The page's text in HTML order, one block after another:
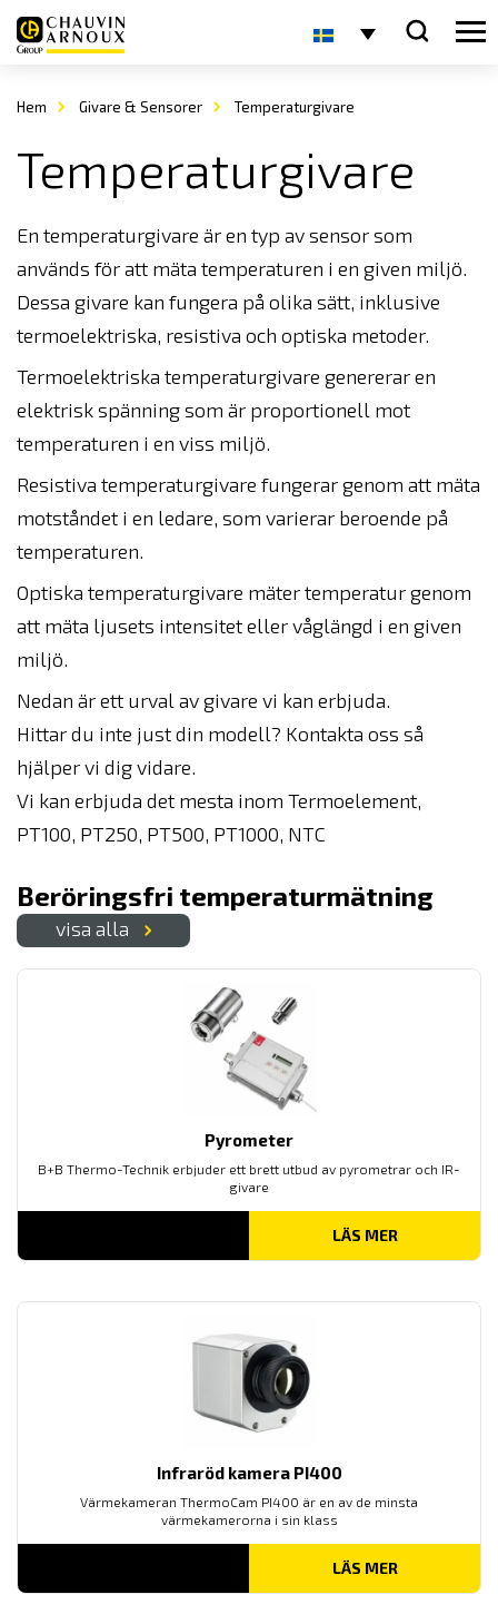
Hem Givare & Sensorer Temperaturgivare
Temperaturgivare
En temperaturgivare är en typ av sensor som
används för att mäta temperaturen i en given miljö.
Dessa givare kan fungera på olika sätt, inklusive
termoelektriska, resistiva och optiska metoder.
Termoelektriska temperaturgivare genererar en
elektrisk spänning som är proportionell mot
temperaturen i en viss miljö.
Resistiva temperaturgivare fungerar genom att mäta
motståndet i en ledare, som varierar beroende på
temperaturen.
Optiska temperaturgivare mäter temperatur genom
att mäta ljusets intensitet eller våglängd i en given
miljö.
Nedan är ett urval av givare vi kan erbjuda.
Hittar du inte just din modell? Kontakta oss så
hjälper vi dig vidare.
Vi kan erbjuda det mesta inom Termoelement,
PT100, PT250, PT500, PT1000, NTC
Beröringsfri temperaturmätning
visa alla
Pyrometer
B+B Thermo-Technik erbjuder ett brett utbud av pyrometrar och IR-
givare
LÄS MER
Infraröd kamera PI400
Värmekameran ThermoCam PI400 är en av de minsta
värmekamerorna i sin klass
LÄS MER